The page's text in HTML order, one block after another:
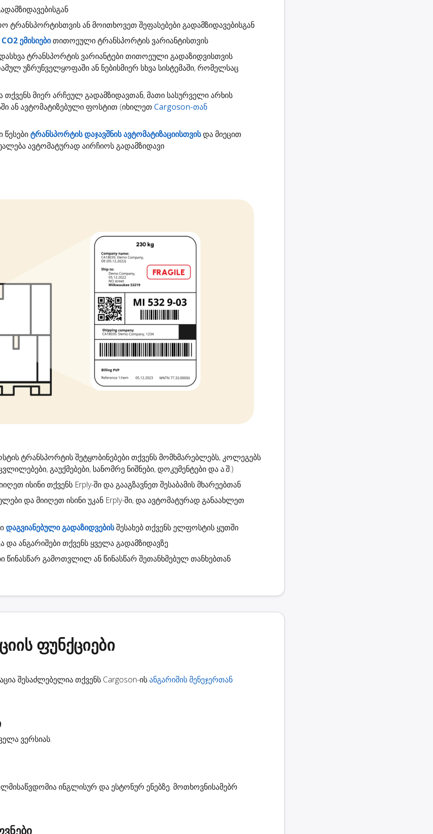
ტრანსპორტისთვის ან მოითხოვეთ შეფასებები გადამზიდავებისგან
ემისიებითითოეული ტრანსპორტის ვარიანტისთვის
ტრანსპორტის ვარიანტები თითოეული გადაზიდვისთვის
უზრუნველყოფაში ან ნებისმიერ სხვა სისტემაში, რომელსაც
თქვენს მიერ არჩეულ გადამზიდავთან, მათი სასურველი არხის
ან ავტომატიზებული ფოსტით (იხილეთ Cargoson-თან
ტრანსპორტის დაჯავშნის ავტომატიზაციისთვისდა მიეცით
ავტომატურად აირჩიოს გადამზიდავი
ტრანსპორტის შეტყობინებებითქვენს მომხმარებლებს, კოლეგებს
გაუქმებები, სანომრე ნიშნები, დოკუმენტები და ა.შ.)
ისინი თქვენს Erply-ში და გააგზავნეთ შესაბამის მხარეებთან
და მიიღეთ ისინი უკან Erply-ში, და ავტომატურად განაახლეთ
დაგვიანებული გადაზიდვებისშესახებ თქვენს ელფოსტის ყუთში
და ანგარიშები თქვენს ყველა გადამზიდავზე
წინასწარ გამოთვლილ ან წინასწარ შეთანხმებულ თანხებთან
ფუნქციები
შესაძლებელია თქვენს Cargoson-ისანგარიშის მენეჯერთან
ვერსიას.
ინგლისურ და ესტონურ ენებზე. მოთხოვნისამებრ